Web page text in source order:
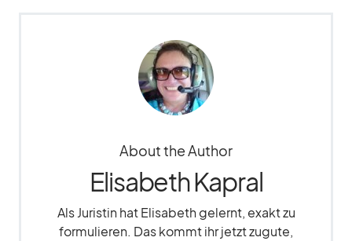
About the Author
Elisabeth Kapral
Als Juristin hat Elisabeth gelernt, exakt zu
formulieren. Das kommt ihr jetzt zugute,